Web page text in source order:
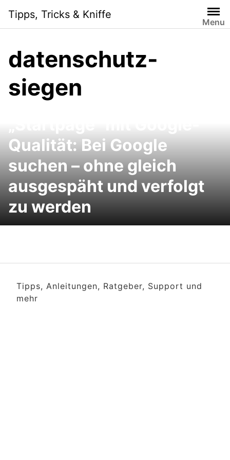
content
Tipps, Tricks & Kniffe
Menu
datenschutz-
siegen
Google-Alternative
Qualität: Bei Google
suchen – ohne gleich
ausgespäht und verfolgt
zu werden
Tipps, Anleitungen, Ratgeber, Support und
mehr